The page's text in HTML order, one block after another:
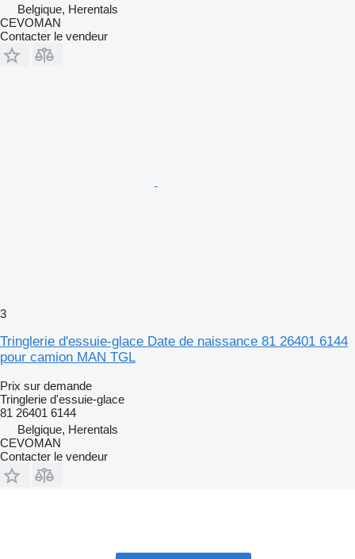
Belgique, Herentals
CEVOMAN
Contacter le vendeur
3
Tringlerie d'essuie-glace Date de naissance 81 26401 6144
pour camion MAN TGL
Prix sur demande
Tringlerie d'essuie-glace
81 26401 6144
Belgique, Herentals
CEVOMAN
Contacter le vendeur